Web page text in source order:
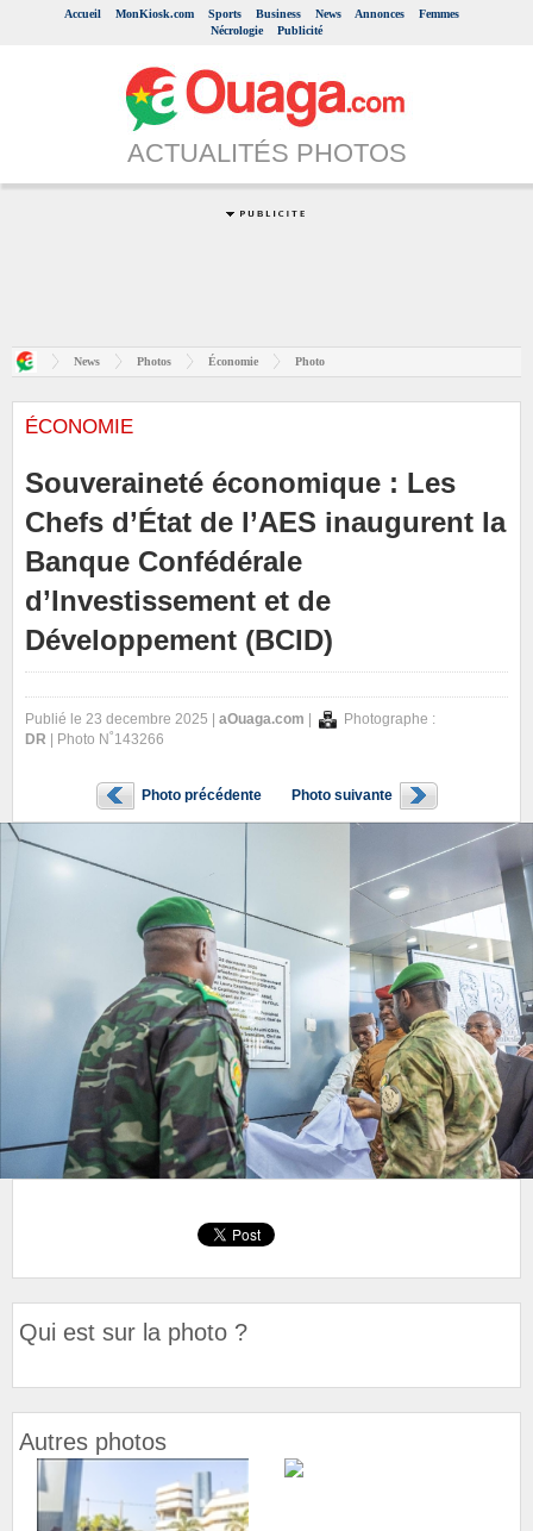
Accueil MonKiosk.com Sports Business News Annonces
Femmes
Nécrologie
Publicité
ACTUALITÉS PHOTOS
News Photos Économie Photo
ÉCONOMIE
Souveraineté économique : Les
Chefs d’État de l’AES inaugurent la
Banque Confédérale
d’Investissement et de
Développement (BCID)
Publié le 23 decembre 2025 | aOuaga.com
Photographe :
DR | Photo N˚143266
Photo précédente Photo suivante
Qui est sur la photo ?
Autres photos